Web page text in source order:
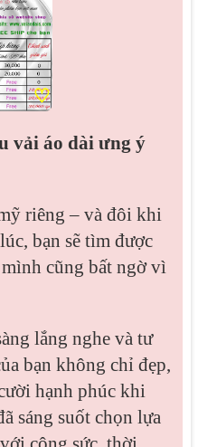
♡
vải áo dài ưng ý
riêng – và đôi khi
bạn sẽ tìm được
cũng bất ngờ vì
lắng nghe và tư
bạn không chỉ đẹp,
hạnh phúc khi
sáng suốt chọn lựa